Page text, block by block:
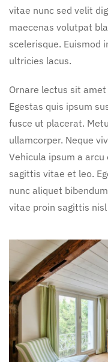
vitae nunc sed velit
maecenas volutpat
scelerisque. Euismod
ultricies lacus.
Ornare lectus sit
Egestas quis ipsum
fusce ut placerat.
ullamcorper. Neque
Vehicula ipsum a
sagittis vitae et leo.
nunc aliquet
vitae proin sagittis